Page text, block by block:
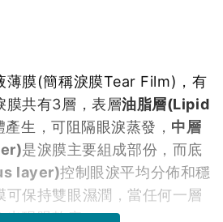
薄膜(簡稱淚膜Tear Film)，有
膜共有3層，表層油脂層(Lipid
生，可阻隔眼淚蒸發， 中層
是淚膜主要組成部份，而底
layer)控制眼淚平均分佈和穩
可保持雙眼濕潤，當任何一層
出現眼乾症。